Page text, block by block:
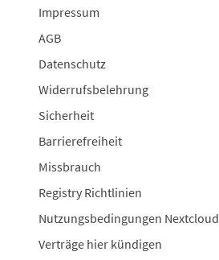
Impressum
AGB
Datenschutz
Widerrufsbelehrung
Sicherheit
Barrierefreiheit
Missbrauch
Registry Richtlinien
Nutzungsbedingungen Nextcloud
Verträge hier kündigen